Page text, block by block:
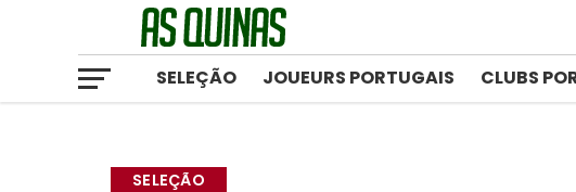
SELEÇÃO JOUEURS PORTUGAIS CLUBS
SELEÇÃO